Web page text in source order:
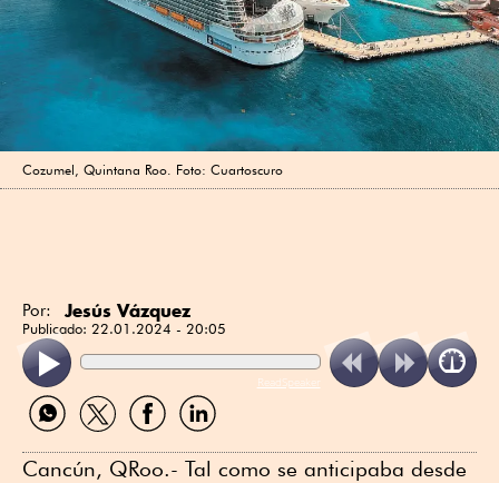
Cozumel, Quintana Roo. Foto: Cuartoscuro
Por: Jesús Vázquez
Publicado: 22.01.2024 - 20:05
ReadSpeaker
Compartir
por
Compartir
por
Compartir
por
Compartir
por
Cancún, QRoo.- Tal como se anticipaba desde